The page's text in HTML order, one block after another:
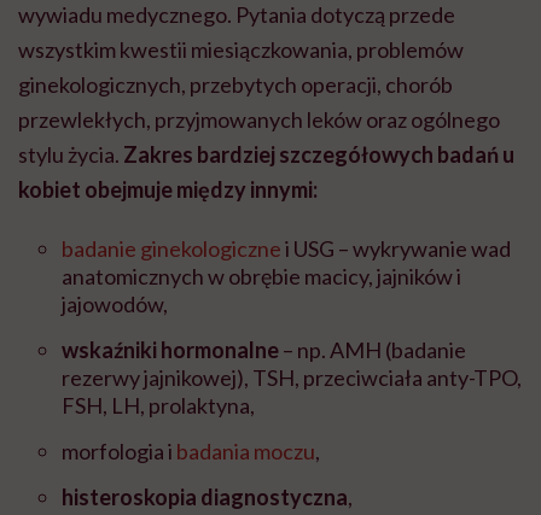
wywiadu medycznego. Pytania dotyczą przede
wszystkim kwestii miesiączkowania, problemów
ginekologicznych, przebytych operacji, chorób
przewlekłych, przyjmowanych leków oraz ogólnego
stylu życia. Zakres bardziej szczegółowych badań u
kobiet obejmuje między innymi:
badanie ginekologicznei USG –wykrywanie wad
anatomicznych w obrębie macicy, jajników i
jajowodów,
wskaźniki hormonalne– np. AMH (badanie
rezerwy jajnikowej), TSH, przeciwciała anty-TPO,
FSH, LH, prolaktyna,
morfologia i badania moczu,
histeroskopia diagnostyczna,